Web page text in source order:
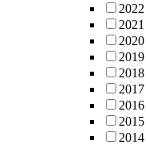
2022
2021
2020
2019
2018
2017
2016
2015
2014